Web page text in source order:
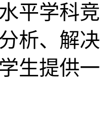
平学科
析、解
生提供